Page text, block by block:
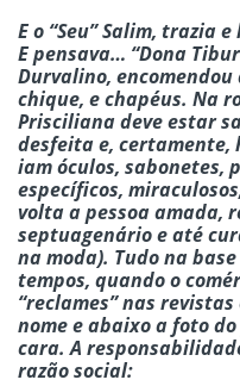
E o “Seu” Salim, trazia
E pensava… “Dona
Durvalino,
chique, e chapéus. Na
Prisciliana deve estar
desfeita e, certamente,
iam óculos, sabonetes,
específicos,
volta a pessoa amada,
septuagenário e até
na moda). Tudo na
tempos, quando o
“reclames” nas
nome e abaixo a foto
cara. A
razão social: